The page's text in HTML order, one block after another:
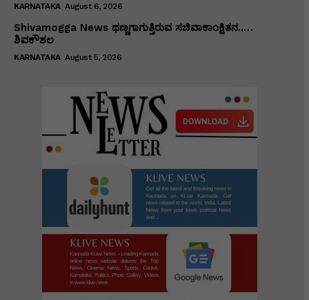
KARNATAKA August 6, 2026
Shivamogga News ಥಣ್ಣಗಾಗುತ್ತಿರುವ ಸಚಿವಾಕಾಂಕ್ಷಿತನ..…
ಶಿವಕೌಶಲ
KARNATAKA August 5, 2026